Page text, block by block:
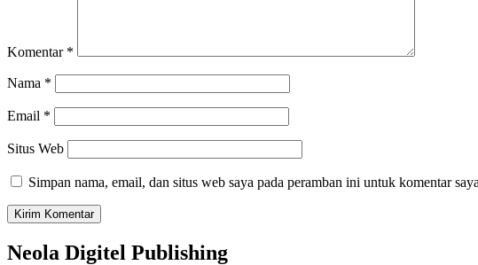
Komentar *
Nama *
Email *
Situs Web
Simpan nama, email, dan situs web saya pada peramban ini untuk komentar
Neola Digitel Publishing